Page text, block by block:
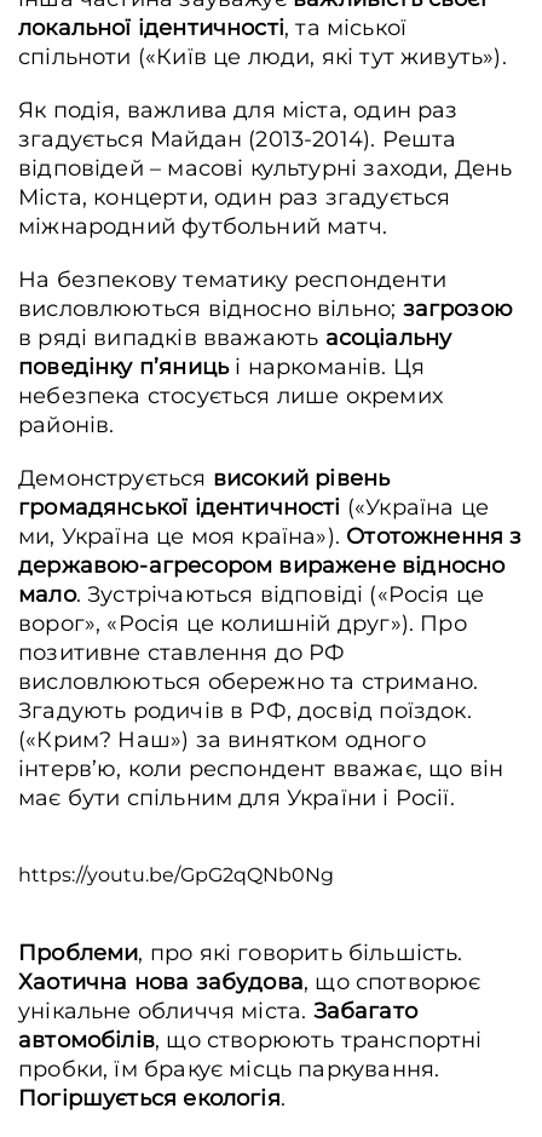
локальної ідентичності, та міської
спільноти («Київ це люди, які тут живуть»).
Як подія, важлива для міста, один раз
згадується Майдан (2013-2014). Решта
відповідей – масові культурні заходи, День
Міста, концерти, один раз згадується
міжнародний футбольний матч.
На безпекову тематику респонденти
висловлюються відносно вільно; загрозою
в ряді випадків вважають асоціальну
поведінку п’яницьі наркоманів. Ця
небезпека стосується лише окремих
районів.
Демонструється високий рівень
громадянської ідентичності («Україна це
ми, Україна це моя країна»). Ототожнення з
державою-агресором виражене відносно
мало. Зустрічаються відповіді («Росія це
ворог», «Росія це колишній друг»). Про
позитивне ставлення до РФ
висловлюються обережно та стримано.
Згадують родичів в РФ, досвід поїздок.
(«Крим? Наш») за винятком одного
інтерв’ю, коли респондент вважає, що він
має бути спільним для України і Росії.
https://youtu.be/GpG2qQNb0Ng
Проблеми, про які говорить більшість.
Хаотична нова забудова, що спотворює
унікальне обличчя міста. Забагато
автомобілів, що створюють транспортні
пробки, їм бракує місць паркування.
Погіршується екологія.